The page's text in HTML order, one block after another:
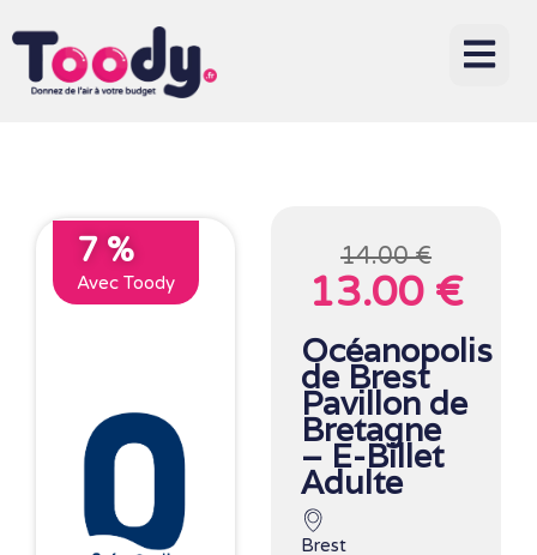
7 %
Avec Toody
14.00 €
13.00 €
Océanopolis
de Brest
Pavillon de
Bretagne
– E-Billet
Adulte
Brest